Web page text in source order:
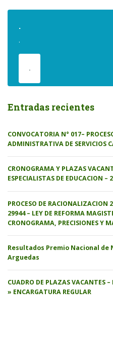
.
.
.
Entradas recientes
CONVOCATORIA N° 017–
ADMINISTRATIVA DE SERVICIOS
CRONOGRAMA Y PLAZAS
ESPECIALISTAS DE EDUCACION –
PROCESO DE RACIONALIZACION
29944 – LEY DE REFORMA
CRONOGRAMA, PRECISIONES Y
Resultados Premio Nacional de
Arguedas
CUADRO DE PLAZAS VACANTES
» ENCARGATURA REGULAR